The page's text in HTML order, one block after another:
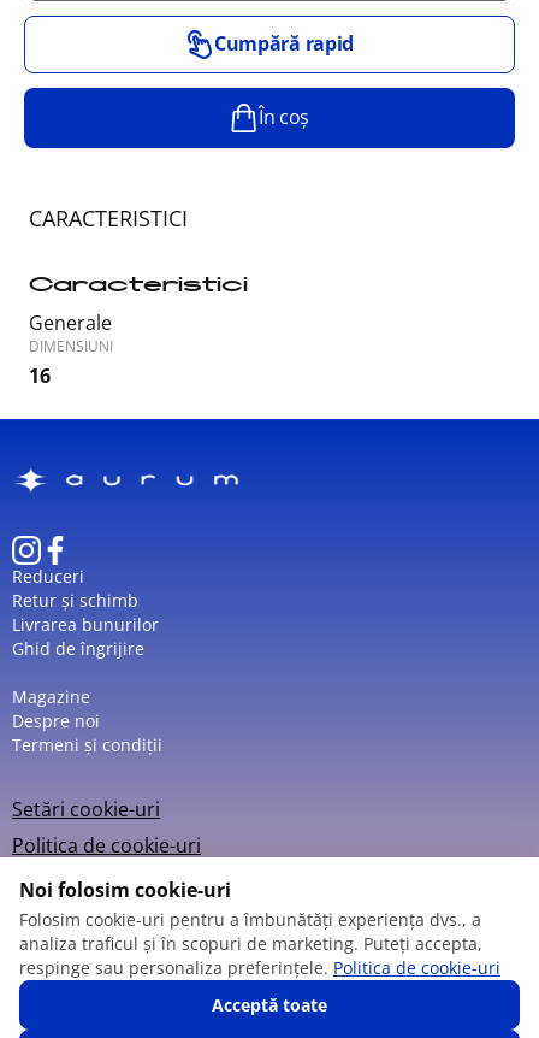
Cumpără rapid
În coș
CARACTERISTICI
Caracteristici
Generale
DIMENSIUNI
16
Reduceri
Retur și schimb
Livrarea bunurilor
Ghid de îngrijire
Magazine
Despre noi
Termeni și condiții
Setări cookie-uri
Politica de cookie-uri
© 2013 – 2026
Noi folosim cookie-uri
Folosim cookie-uri pentru a îmbunătăți experiența dvs., a
analiza traficul și în scopuri de marketing. Puteți accepta,
respinge sau personaliza preferințele. Politica de cookie-uri
Acceptă toate